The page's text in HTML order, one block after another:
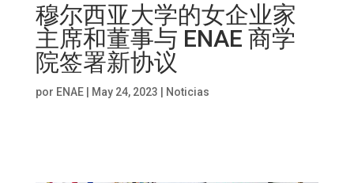
穆尔西亚大学的女企业家
主席和董事与 ENAE 商学
院签署新协议
por ENAE| May 24, 2023 Noticias